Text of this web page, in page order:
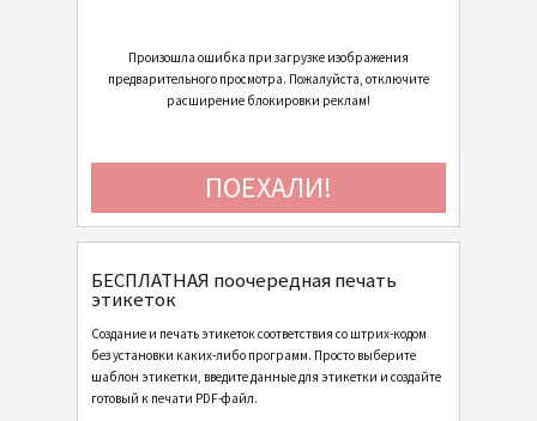
Galia
B BOSCH
MAT Этикетки MAT
MAT Datamatrix Label 70*48
MAT Datamatrix Label 110*40
MAT Datamatrix Label 120*60
Произошла ошибка при загрузке изображения
предварительного просмотра. Пожалуйста, отключите
расширение блокировки реклам!
ПОЕХАЛИ!
БЕСПЛАТНАЯ поочередная печать
этикеток
Создание и печать этикеток соответствия со штрих-кодом
без установки каких-либо программ. Просто выберите
шаблон этикетки, введите данные для этикетки и создайте
готовый к печати PDF-файл.